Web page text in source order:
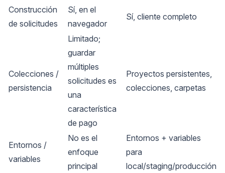
Construcción
de solicitudes
Sí, en el
navegador
Sí, cliente completo
Colecciones /
persistencia
Limitado;
guardar
múltiples
solicitudes es
una
característica
de pago
Proyectos persistentes,
colecciones, carpetas
Entornos /
variables
No es el
enfoque
principal
Entornos + variables
para
local/staging/producción